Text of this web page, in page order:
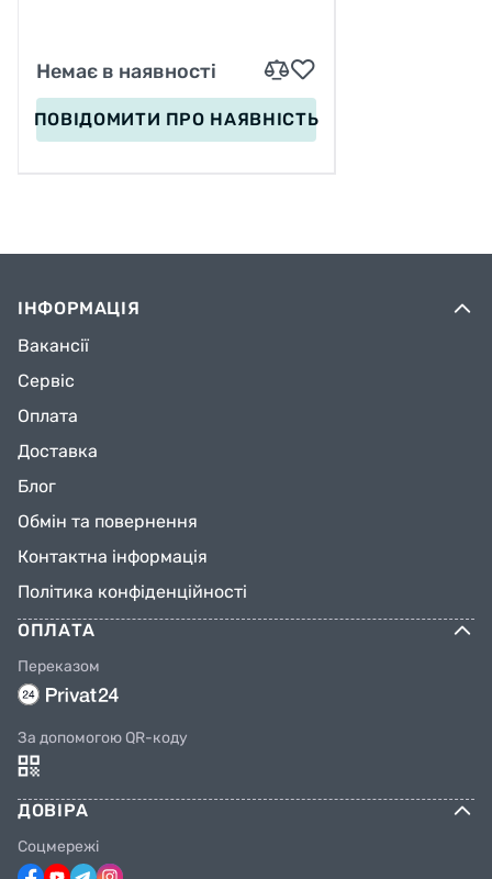
Немає в наявності
ПОВІДОМИТИ ПРО НАЯВНІСТЬ
ІНФОРМАЦІЯ
Вакансії
Сервіс
Оплата
Доставка
Блог
Обмін та повернення
Контактна інформація
Політика конфіденційності
ОПЛАТА
Переказом
За допомогою QR-коду
ДОВІРА
Соцмережі